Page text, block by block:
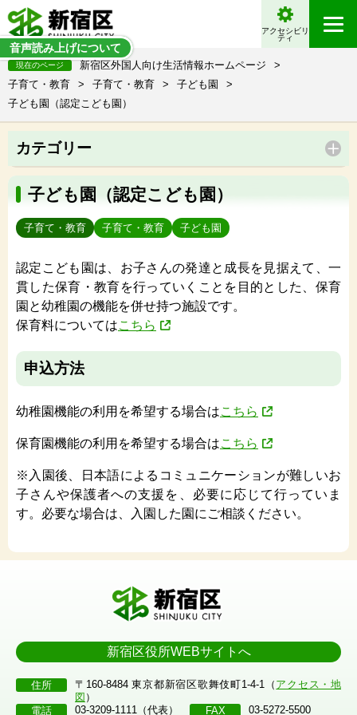
音声読み上げについて
アクセシビリ
ティ
現在のページ 新宿区外国人向け生活情報ホームページ
>
子育て・教育
> 子育て・教育 > 子ども園
>
子ども園（認定こども園）
カテゴリー
子ども園（認定こども園）
子育て・教育 子育て・教育 子ども園
認定こども園は、お子さんの発達と成長を見据えて、一
貫した保育・教育を行っていくことを目的とした、保育
園と幼稚園の機能を併せ持つ施設です。
保育料についてはこちら
申込方法
幼稚園機能の利用を希望する場合はこちら
保育園機能の利用を希望する場合はこちら
※入園後、日本語によるコミュニケーションが難しいお
子さんや保護者への支援を、必要に応じて行っていま
す。必要な場合は、入園した園にご相談ください。
新宿区役所WEBサイトへ
住所 〒160-8484 東京都新宿区歌舞伎町1-4-1（ アクセス・地
図 ）
電話
03-3209-1111（代表） FAX 03-5272-5500